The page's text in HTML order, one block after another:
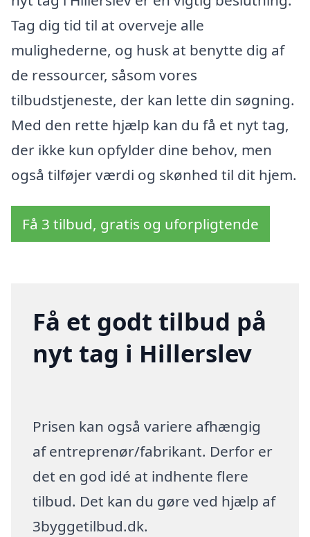
Tag dig tid til at overveje alle
mulighederne, og husk at benytte dig af
de ressourcer, såsom vores
tilbudstjeneste, der kan lette din søgning.
Med den rette hjælp kan du få et nyt tag,
der ikke kun opfylder dine behov, men
også tilføjer værdi og skønhed til dit hjem.
Få 3 tilbud, gratis og uforpligtende
Få et godt tilbud på
nyt tag i Hillerslev
Prisen kan også variere afhængig
af entreprenør/fabrikant. Derfor er
det en god idé at indhente flere
tilbud. Det kan du gøre ved hjælp af
3byggetilbud.dk.